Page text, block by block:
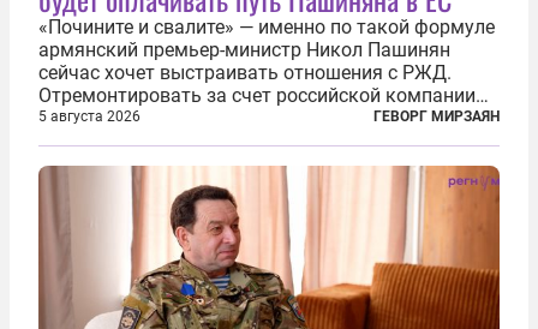
«Почините и свалите» — именно по такой формуле
армянский премьер-министр Никол Пашинян
сейчас хочет выстраивать отношения с РЖД.
Отремонтировать за счет российской компании
железнодорожную инфраструктуру в районе
прохождения TRIPP (коридора, который должен
связать Азербайджан и Турцию через...
5 августа 2026 ГЕВОРГ МИРЗАЯН